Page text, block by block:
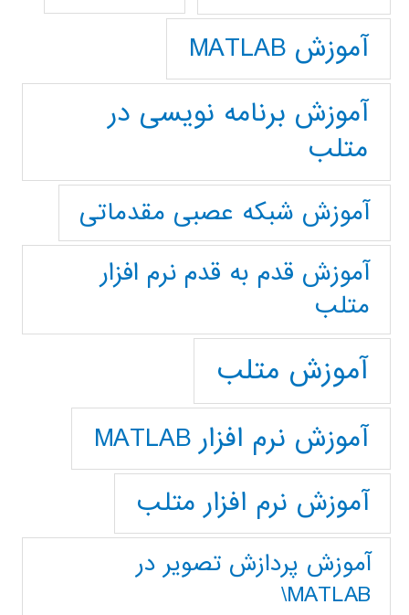
آموزش MATLAB
آموزش برنامه نویسی در
متلب
آموزش شبکه عصبی مقدماتی
آموزش قدم به قدم نرم افزار
متلب
آموزش متلب
آموزش نرم افزار MATLAB
آموزش نرم افزار متلب
آموزش پردازش تصوير در
MATLAB\